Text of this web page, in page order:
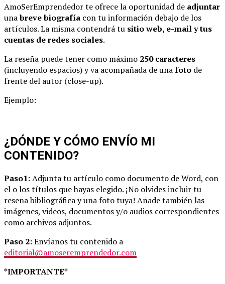
AmoSerEmprendedor te ofrece la oportunidad de adjuntar
unabreve biografía con tu información debajo de los
artículos. La misma contendrá tu sitio web, e-mail y tus
cuentas de redes sociales.
La reseña puede tener como máximo 250 caracteres
(incluyendo espacios) y va acompañada de unafoto de
frente del autor (close-up).
Ejemplo:
¿DÓNDE Y CÓMO ENVÍO MI
CONTENIDO?
Paso1:Adjunta tu artículo como documento de Word, con
el o los títulos que hayas elegido. ¡No olvides incluir tu
reseña bibliográfica y una foto tuya! Añade también las
imágenes, videos, documentos y/o audios correspondientes
como archivos adjuntos.
Paso 2:Envíanos tu contenido a
editorial@amoseremprendedor.com
*IMPORTANTE*